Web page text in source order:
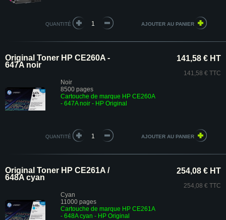
QUANTITÉ
Original Toner HP CE260A -
647A noir
Noir
8500 pages
Cartouche de marque HP CE260A
- 647A noir - HP Original
141,58 € HT
141,58 € TTC
QUANTITÉ
Original Toner HP CE261A /
648A cyan
Cyan
11000 pages
Cartouche de marque HP CE261A
- 648A cyan - HP Original
254,08 € HT
254,08 € TTC